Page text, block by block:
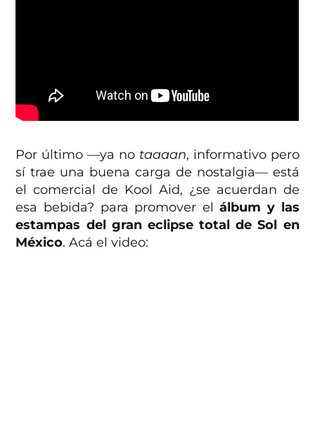
Por último —ya no taaaan, informativo pero
sí trae una buena carga de nostalgia— está
el comercial de Kool Aid, ¿se acuerdan de
esa bebida? para promover elálbum y las
estampas del gran eclipse total de Sol en
México. Acá el video: